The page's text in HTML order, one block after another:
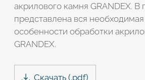
акрилового камня GRANDEX. В
представлена вся
особенности обработки
GRANDEX.
Скачать (.pdf)